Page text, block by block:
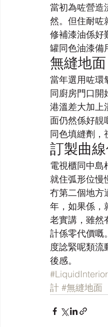
當初為咗營造
然。但住耐
修補漆油係好
罐同色油漆備
無縫地
當年選用咗環
同廚房門口開
港溫差大加上
面仍然係好靚
同色填縫劑，
訂製曲
電視櫃同中
就住弧形位慢
冇第二個地方
年，如果係，
老實講，雖然
計係零代價嘅
度諗緊呢類流
後感。
計 #無縫地面